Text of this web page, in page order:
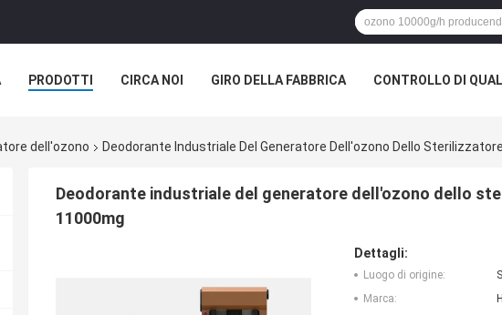
PRODOTTI CIRCA NOI GIRO DELLA FABBRICA CONTROLLO DI
dell'ozono Deodorante Industriale Del Generatore Dell'ozono Dello
Deodorante industriale del generatore dell'ozono dello
11000mg
Dettagli:
Luogo di origine:
Marca: